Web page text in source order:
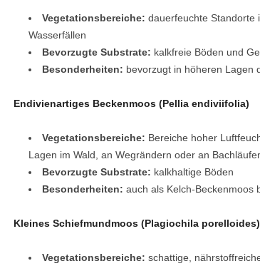
Vegetationsbereiche: dauerfeuchte Standorte
Wasserfällen
Bevorzugte Substrate: kalkfreie Böden und
Besonderheiten: bevorzugt in höheren Lagen
Endivienartiges Beckenmoos (Pellia endiviifolia)
Vegetationsbereiche: Bereiche hoher
Lagen im Wald, an Wegrändern oder an
Bevorzugte Substrate: kalkhaltige Böden
Besonderheiten: auch als Kelch-Beckenmoos
Kleines Schiefmundmoos (Plagiochila porelloides)
Vegetationsbereiche: schattige,